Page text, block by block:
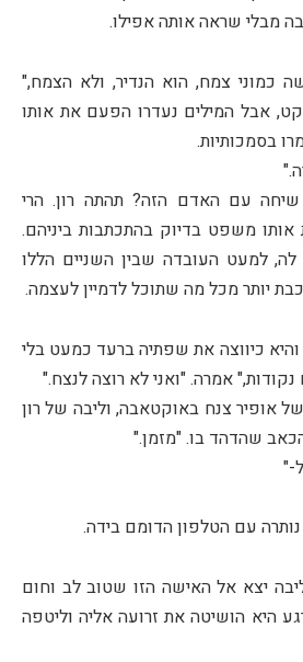
מבלי שראה אותה אפילו.
כמוני צמח, הוא הנדיר, ולא הצמח,"
אבל המילים נעדרו הפעם את אותו
בסמכותיות.
עם האדם הזה? תהתה רון. הרי
משפט בדיוק בהתכתבות ביניהם.
למעט העובדה שבין השניים הללו
יותר מכל מה שתוכל לדמיין לעצמה.
כיווצה את שפתיה ברעד כמעט בלי
אמרה. "ואני לא רוצה לנצח."
אופיר צנח באוקטאבה, וליבה של רון
שהדהד בו. "מזמן."
"
נותרה עם הטלפון הדומם בידה.
יצא אל האישה הזו שטוב לב וחום
היא הושיטה את זרועה אליה וליטפה